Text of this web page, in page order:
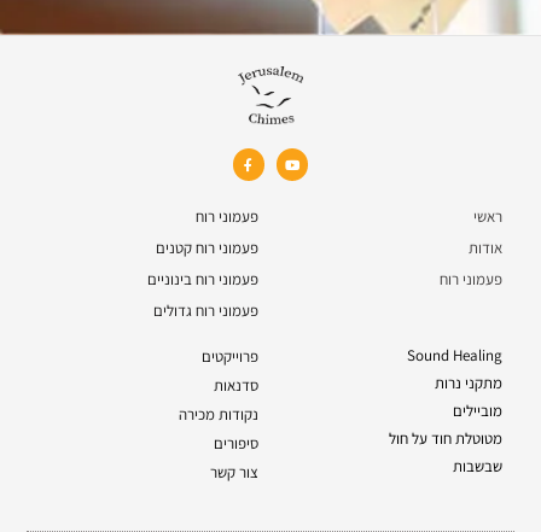
ראשי
אודות
פעמוני רוח
פעמוני רוח
פעמוני רוח קטנים
פעמוני רוח בינוניים
פעמוני רוח גדולים
Sound Healing
מתקני נרות
מוביילים
מטוטלת חוד על חול
שבשבות
פרוייקטים
סדנאות
נקודות מכירה
סיפורים
צור קשר